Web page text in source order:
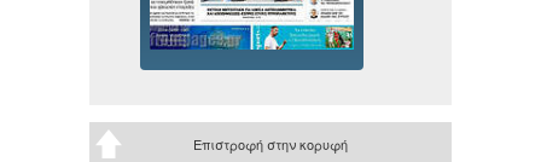
Επιστροφή στην κορυφή